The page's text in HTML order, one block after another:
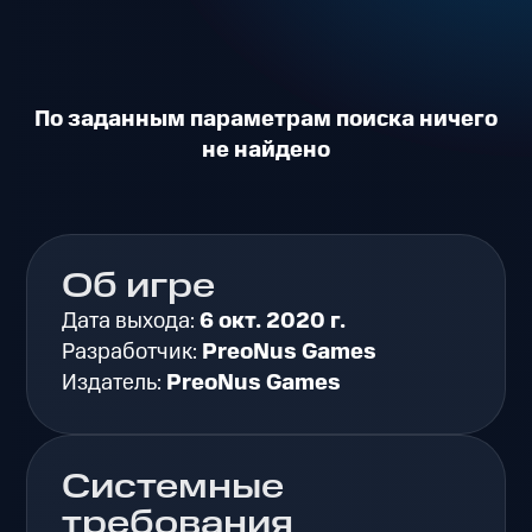
По заданным параметрам поиска ничего
не найдено
Об игре
Дата выхода:6 окт. 2020 г.
Разработчик: PreoNus Games
Издатель: PreoNus Games
Системные